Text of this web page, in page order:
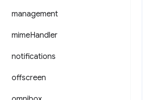
management
mimeHandler
notifications
offscreen